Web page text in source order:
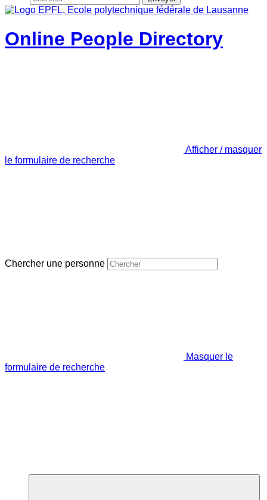
Online People Directory
Afficher / masquer
le formulaire de recherche
Chercher une personne
Masquer le
formulaire de recherche